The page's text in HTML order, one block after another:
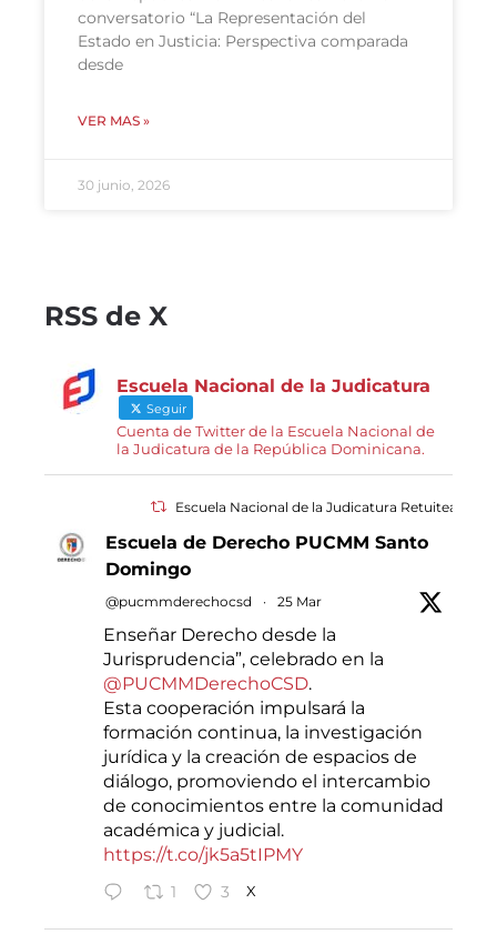
conversatorio “La Representación del
Estado en Justicia: Perspectiva comparada
desde
VER MAS »
30 junio, 2026
RSS de X
Escuela Nacional de la Judicatura
Seguir
Cuenta de Twitter de la Escuela Nacional de
la Judicatura de la República Dominicana.
Escuela Nacional de la Judicatura Retuiteado
Escuela de Derecho PUCMM Santo
Domingo
@pucmmderechocsd · 25 Mar
Enseñar Derecho desde la
Jurisprudencia”, celebrado en la
@PUCMMDerechoCSD.
Esta cooperación impulsará la
formación continua, la investigación
jurídica y la creación de espacios de
diálogo, promoviendo el intercambio
de conocimientos entre la comunidad
académica y judicial.
https://t.co/jk5a5tIPMY
1 3 X